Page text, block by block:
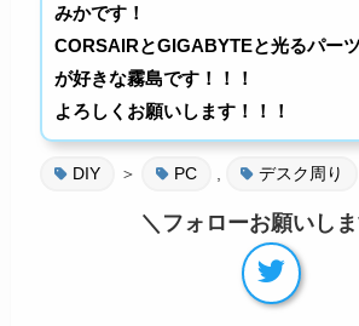
みかです！
CORSAIRとGIGABYTEと光るパー
が好きな霧島です！！！
よろしくお願いします！！！
DIY ＞ PC デスク周り
＼フォローお願いし